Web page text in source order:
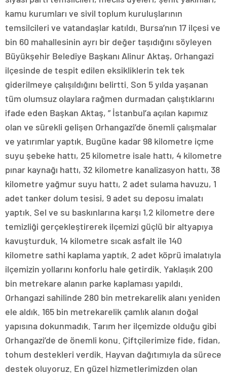
kamu kurumları ve sivil toplum kuruluşlarının
temsilcileri ve vatandaşlar katıldı. Bursa’nın 17 ilçesi ve
bin 60 mahallesinin ayrı bir değer taşıdığını söyleyen
Büyükşehir Belediye Başkanı Alinur Aktaş, Orhangazi
ilçesinde de tespit edilen eksikliklerin tek tek
giderilmeye çalışıldığını belirtti. Son 5 yılda yaşanan
tüm olumsuz olaylara rağmen durmadan çalıştıklarını
ifade eden Başkan Aktaş, ” İstanbul’a açılan kapımız
olan ve sürekli gelişen Orhangazi’de önemli çalışmalar
ve yatırımlar yaptık. Bugüne kadar 98 kilometre içme
suyu şebeke hattı, 25 kilometre isale hattı, 4 kilometre
pınar kaynağı hattı, 32 kilometre kanalizasyon hattı, 38
kilometre yağmur suyu hattı, 2 adet sulama havuzu, 1
adet tanker dolum tesisi, 9 adet su deposu imalatı
yaptık. Sel ve su baskınlarına karşı 1,2 kilometre dere
temizliği gerçekleştirerek ilçemizi güçlü bir altyapıya
kavuşturduk. 14 kilometre sıcak asfalt ile 140
kilometre sathi kaplama yaptık. 2 adet köprü imalatıyla
ilçemizin yollarını konforlu hale getirdik. Yaklaşık 200
bin metrekare alanın parke kaplaması yapıldı.
Orhangazi sahilinde 280 bin metrekarelik alanı yeniden
ele aldık. 165 bin metrekarelik çamlık alanın doğal
yapısına dokunmadık. Tarım her ilçemizde olduğu gibi
Orhangazi’de de önemli konu. Çiftçilerimize fide, fidan,
tohum destekleri verdik. Hayvan dağıtımıyla da sürece
destek oluyoruz. En güzel hizmetlerimizden olan